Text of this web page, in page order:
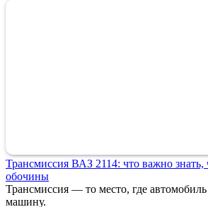
Трансмиссия ВАЗ 2114: что важно знать,
обочины
Трансмиссия — то место, где автомобиль
машину.